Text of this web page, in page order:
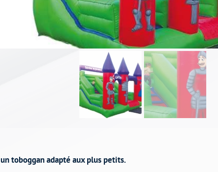
un toboggan adapté aux plus petits.